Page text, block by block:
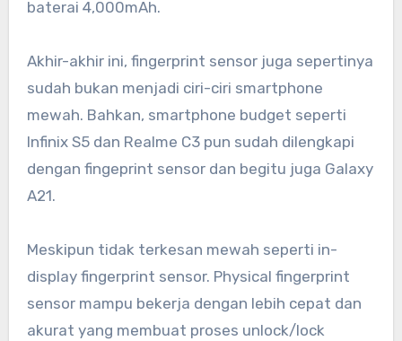
baterai 4,000mAh.
Akhir-akhir ini, fingerprint sensor juga sepertinya
sudah bukan menjadi ciri-ciri smartphone
mewah. Bahkan, smartphone budget seperti
Infinix S5 dan Realme C3 pun sudah dilengkapi
dengan fingeprint sensor dan begitu juga Galaxy
A21.
Meskipun tidak terkesan mewah seperti in-
display fingerprint sensor. Physical fingerprint
sensor mampu bekerja dengan lebih cepat dan
akurat yang membuat proses unlock/lock